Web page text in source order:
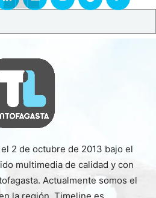
2 de octubre de 2013 bajo el
multimedia de calidad y con
Actualmente somos el
la región. Timeline es